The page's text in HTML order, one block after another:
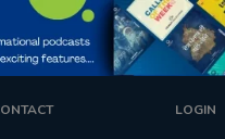
LOGIN